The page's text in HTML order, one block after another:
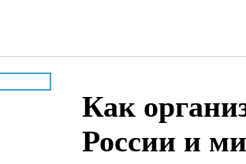
Как
России и